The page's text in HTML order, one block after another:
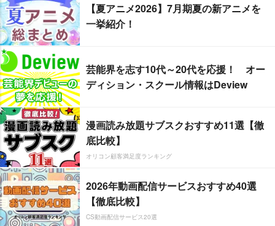
【夏アニメ2026】7月期夏の新アニメを
一挙紹介！
芸能界を志す10代～20代を応援！ オー
ディション・スクール情報はDeview
漫画読み放題サブスクおすすめ11選【徹
底比較】
オリコン顧客満足度ランキング
2026年動画配信サービスおすすめ40選
【徹底比較】
CS動画配信サービス20選